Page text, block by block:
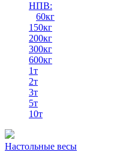
НПВ:
60кг
150кг
200кг
300кг
600кг
1т
2т
3т
5т
10т
Настольные весы